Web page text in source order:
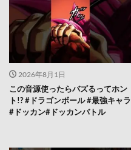
2026年8月1日
この音源使ったらバズるってホン
ト!? #ドラゴンボール #最強キャラ
#ドッカン#ドッカンバトル